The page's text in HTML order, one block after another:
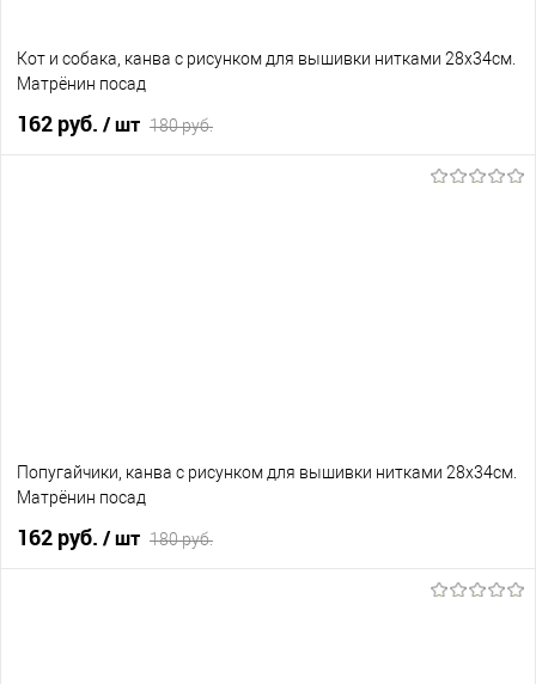
Кот и собака, канва с рисунком для вышивки нитками 28х34см.
Матрёнин посад
162 руб. / шт 180 руб.
Попугайчики, канва с рисунком для вышивки нитками 28х34см.
Матрёнин посад
162 руб. / шт 180 руб.